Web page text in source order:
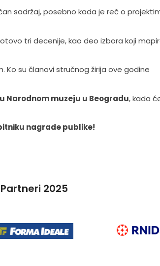
sadržaj, posebno kada je reč o
tri decenije, kao deo izbora koji
Ko su članovi stručnog žirija ove godine
Narodnom muzeju u Beogradu, kada
nagrade publike!
Partneri 2025